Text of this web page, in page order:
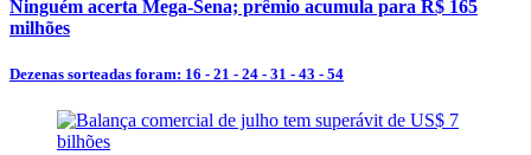
Ninguém acerta Mega-Sena; prêmio acumula para R$ 165
milhões
Dezenas sorteadas foram: 16 - 21 - 24 - 31 - 43 - 54